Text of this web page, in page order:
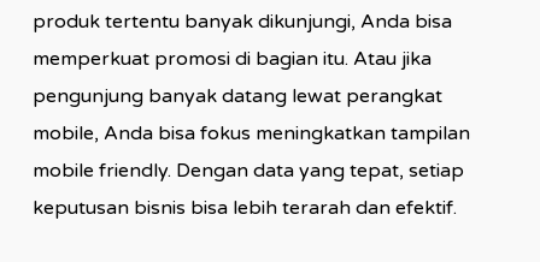
produk tertentu banyak dikunjungi, Anda bisa
memperkuat promosi di bagian itu. Atau jika
pengunjung banyak datang lewat perangkat
mobile, Anda bisa fokus meningkatkan tampilan
mobile friendly. Dengan data yang tepat, setiap
keputusan bisnis bisa lebih terarah dan efektif.